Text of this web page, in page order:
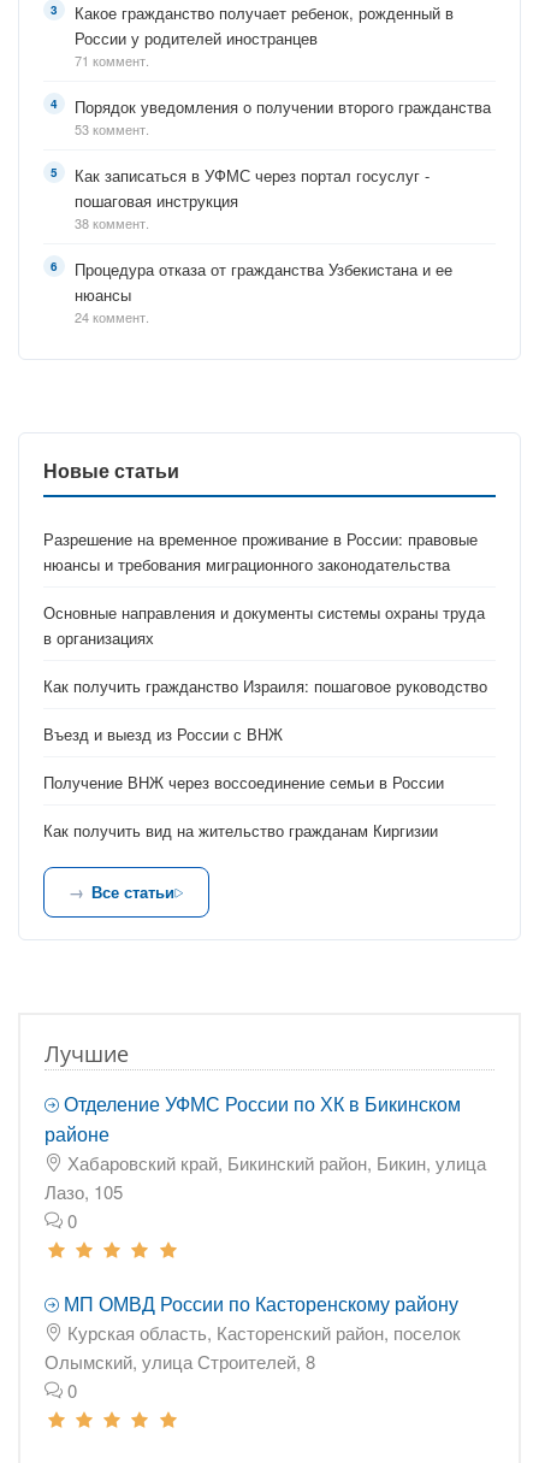
Какое гражданство получает ребенок, рожденный в
России у родителей иностранцев
71 коммент.
Порядок уведомления о получении второго гражданства
53 коммент.
Как записаться в УФМС через портал госуслуг -
пошаговая инструкция
38 коммент.
Процедура отказа от гражданства Узбекистана и ее
нюансы
24 коммент.
Новые статьи
Разрешение на временное проживание в России: правовые
нюансы и требования миграционного законодательства
Основные направления и документы системы охраны труда
в организациях
Как получить гражданство Израиля: пошаговое руководство
Въезд и выезд из России с ВНЖ
Получение ВНЖ через воссоединение семьи в России
Как получить вид на жительство гражданам Киргизии
Все статьи
Лучшие
Отделение УФМС России по ХК в Бикинском
районе
Хабаровский край, Бикинский район, Бикин, улица
Лазо, 105
0
МП ОМВД России по Касторенскому району
Курская область, Касторенский район, поселок
Олымский, улица Строителей, 8
0